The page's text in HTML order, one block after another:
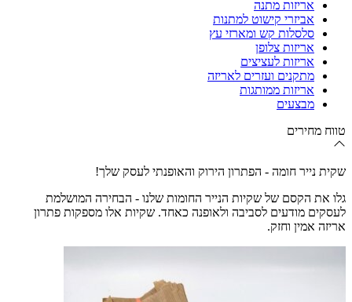
אריזות מתנה
אביזרי קישוט למתנות
סלסלות קש ומארזי עץ
אריזות צלופן
אריזות לעציצים
מתקנים ועזרים לאריזה
אריזות ממותגות
מבצעים
טווח מחירים
שקית נייר חומה - הפתרון הירוק והאופנתי לעסק שלך!
גלו את הקסם של שקיות הנייר החומות שלנו - הבחירה המושלמת
לעסקים מודעים לסביבה ולאופנה כאחד. שקיות אלו מספקות פתרון
אריזה אמין וחזק.